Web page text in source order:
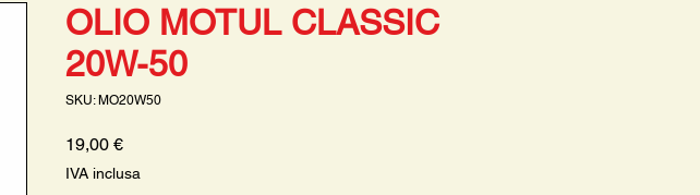
OLIO MOTUL CLASSIC
20W-50
SKU: MO20W50
19,00 €Prezzo
IVA inclusa